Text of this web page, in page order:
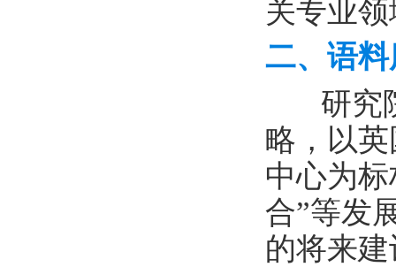
关专业
二、语
研究院
略，以
中心为
合”等发
的将来